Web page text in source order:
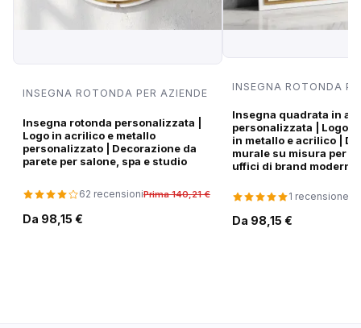
INSEGNA ROTONDA PER AZIENDE
Insegna rotonda personalizzata |
Logo in acrilico e metallo
personalizzato | Decorazione da
parete per salone, spa e studio
62 recensioniPrima 140,21 €
Da 98,15 €
INSEGNA ROTONDA
Insegna quadrata in
personalizzata | Logo
in metallo e acrilico |
murale su misura per
uffici di brand moderni
1 recensione
Da 98,15 €